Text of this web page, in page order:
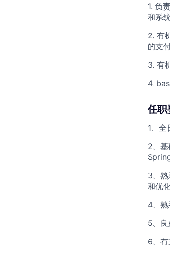
1. 负
和系
2. 有
的支
3. 有
4.
任职
1、全
2、
3、
和优
4、熟
5、良
6、有